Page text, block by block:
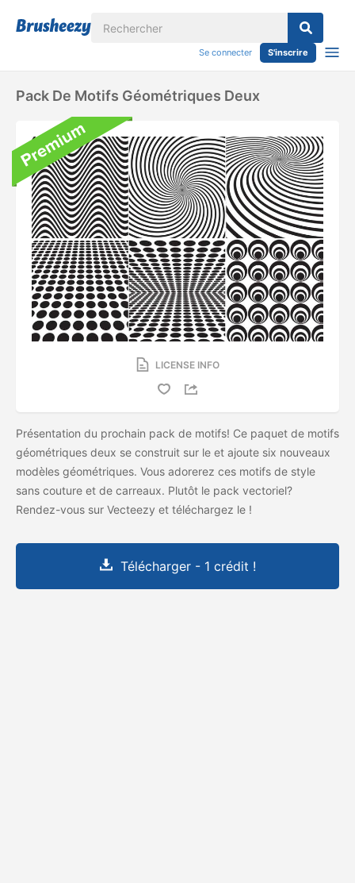
Se connecter S'inscrire
Pack De Motifs Géométriques Deux
LICENSE INFO
Présentation du prochain pack de motifs! Ce paquet de motifs
géométriques deux se construit sur le et ajoute six nouveaux
modèles géométriques. Vous adorerez ces motifs de style
sans couture et de carreaux. Plutôt le pack vectoriel?
Rendez-vous sur Vecteezy et téléchargez le !
Télécharger - 1 crédit !